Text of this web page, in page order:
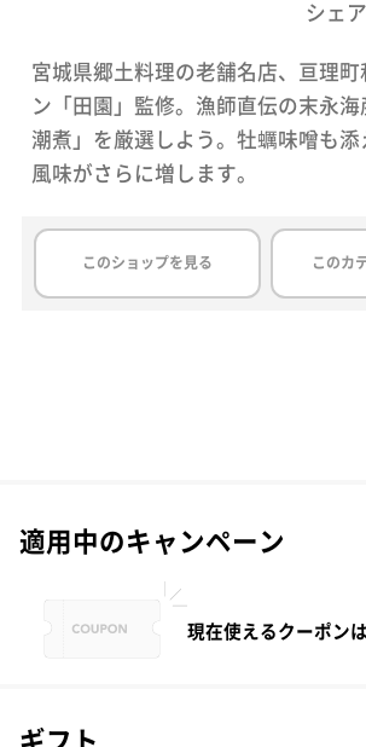
シェ
宮城県郷土料理の老舗名店、亘理町
ン「田園」監修。漁師直伝の末永
潮煮」を厳選しよう。牡蠣味噌も添
風味がさらに増します。
このショップを見る このカ
適用中のキャンペーン
現在使えるクーポン